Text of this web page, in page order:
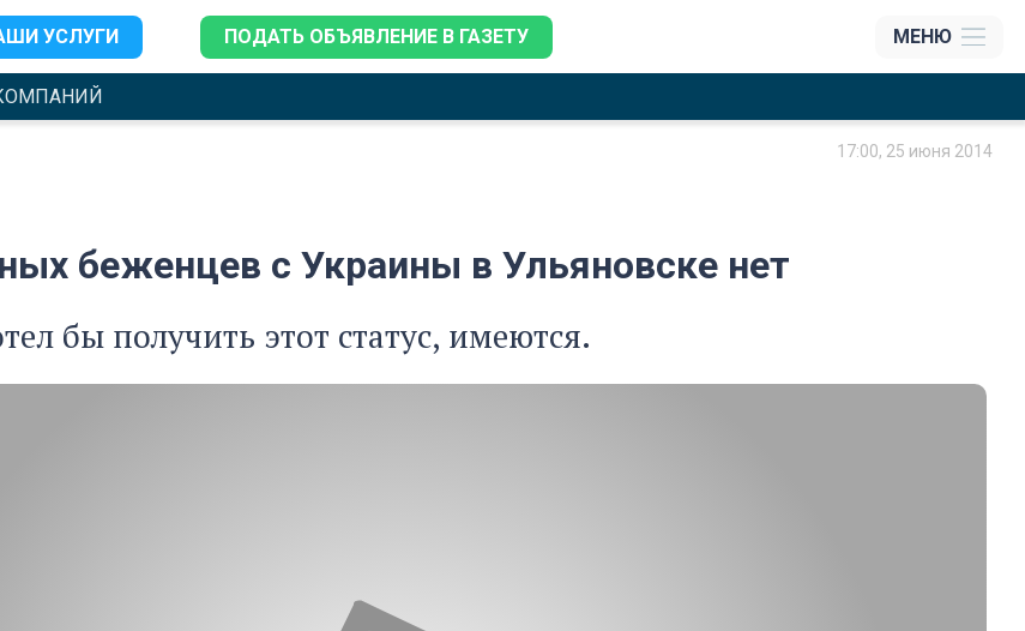
УСЛУГИ ПОДАТЬ ОБЪЯВЛЕНИЕ В ГАЗЕТУ МЕНЮ
17:00, 25 июня 2014
беженцев с Украины в Ульяновске нет
бы получить этот статус, имеются.